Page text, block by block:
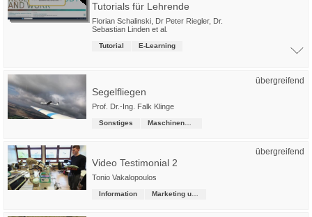
Tutorials für Lehrende
Florian Schalinski Dr Peter Riegler, Dr.
Sebastian Linden et al.
Tutorial E-Learning
übergreifend
Segelfliegen
Prof. Dr.-Ing. Falk Klinge
Sonstiges
übergreifend
Video Testimonial 2
Tonio Vakalopoulos
Information